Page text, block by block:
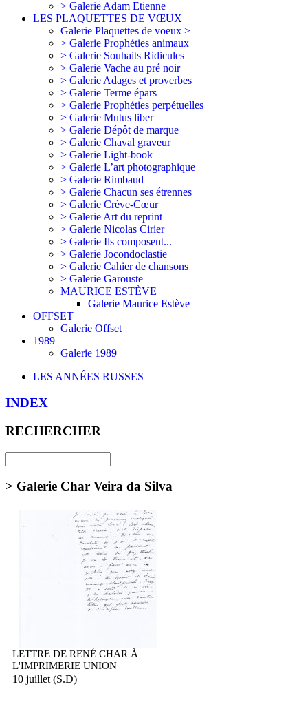
> Galerie Adam Etienne
LES PLAQUETTES DE VŒUX
Galerie Plaquettes de voeux >
> Galerie Prophéties animaux
> Galerie Souhaits Ridicules
> Galerie Vache au pré noir
> Galerie Adages et proverbes
> Galerie Terme épars
> Galerie Prophéties perpétuelles
> Galerie Mutus liber
> Galerie Dépôt de marque
> Galerie Chaval graveur
> Galerie Light-book
> Galerie L’art photographique
> Galerie Rimbaud
> Galerie Chacun ses étrennes
> Galerie Crève-Cœur
> Galerie Art du reprint
> Galerie Nicolas Cirier
> Galerie Ils composent...
> Galerie Jocondoclastie
> Galerie Cahier de chansons
> Galerie Garouste
MAURICE ESTÈVE
Galerie Maurice Estève
OFFSET
Galerie Offset
1989
Galerie 1989
LES ANNÉES RUSSES
INDEX
RECHERCHER
> Galerie Char Veira da Silva
LETTRE DE RENÉ CHAR À
L'IMPRIMERIE UNION
10 juillet (S.D)